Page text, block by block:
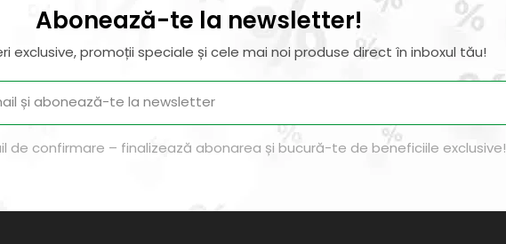
Abonează-te la newsletter!
exclusive, promoții speciale și cele mai noi produse direct în inboxul tău!
de confirmare – finalizează abonarea și bucură-te de beneficiile exclusive!